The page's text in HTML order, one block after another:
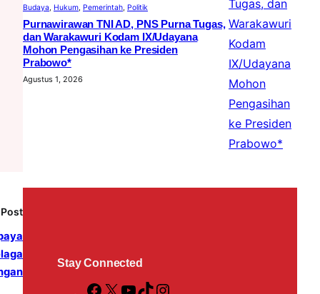
Budaya, Hukum, Pemerintah, Politik
Purnawirawan TNI AD, PNS Purna Tugas,
dan Warakawuri Kodam IX/Udayana
Mohon Pengasihan ke Presiden
Prabowo*
Agustus 1, 2026
Stay Connected
F
X
Y
T